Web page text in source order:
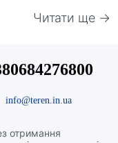
Читати ще →
отримання
info@teren.in.ua